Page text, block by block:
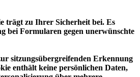
trägt zu Ihrer Sicherheit bei. Es
bei Formularen gegen unerwünschte
sitzungsübergreifenden Erkennung
enthält keine persönlichen Daten,